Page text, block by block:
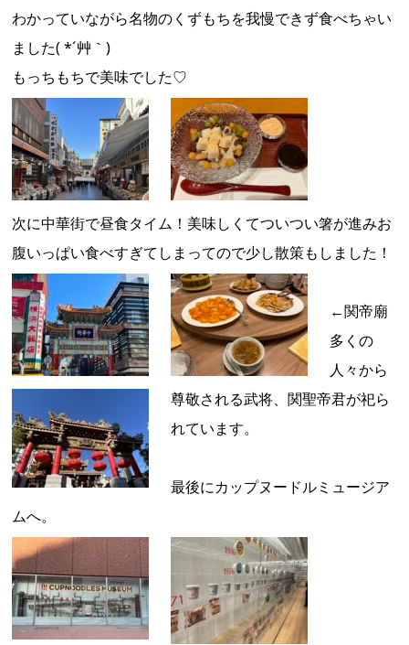
わかっていながら名物のくずもちを我慢できず食べちゃい
ました( *´艸｀)
もっちもちで美味でした♡
次に中華街で昼食タイム！美味しくてついつい箸が進みお
腹いっぱい食べすぎてしまってので少し散策もしました！
←関帝廟
多くの
人々から
尊敬される武将、関聖帝君が祀ら
れています。
最後にカップヌードルミュージア
ムへ。